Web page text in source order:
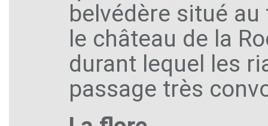
belvédère situé au
le château de la
durant lequel les
passage très